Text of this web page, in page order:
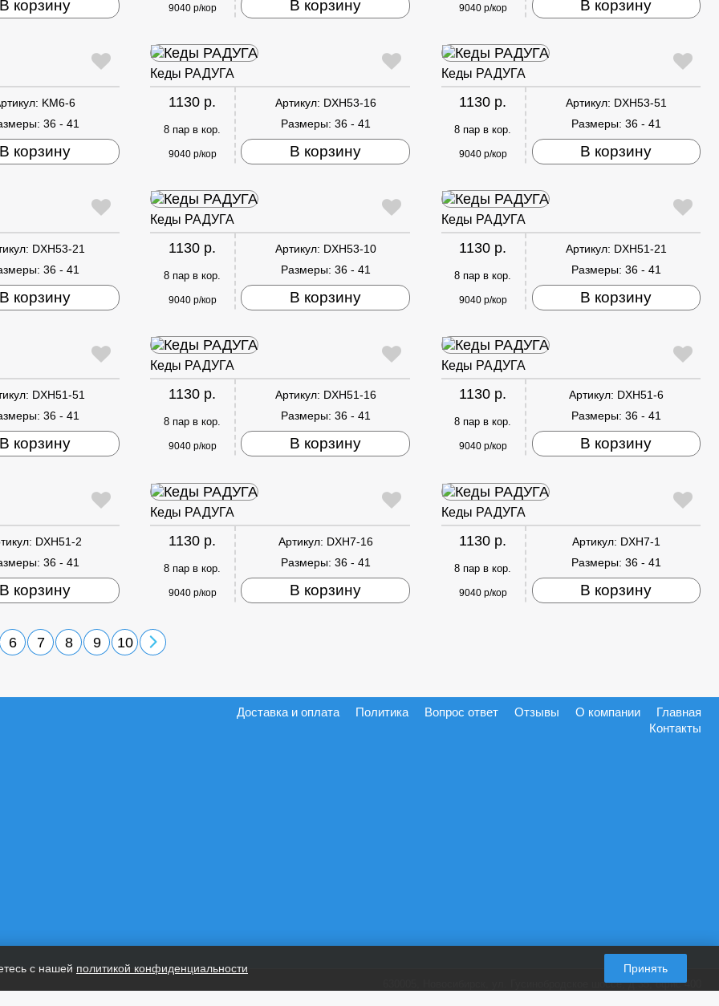
В корзину 9040 р/кор В корзину 9040 р/кор В корзину
KM6-6
36 - 41
В корзину
Кеды РАДУГА
1130 р.
8 пар в кор.
9040 р/кор
Артикул: DXH53-16
Размеры: 36 - 41
В корзину
Кеды РАДУГА
1130 р.
8 пар в кор.
9040 р/кор
Артикул: DXH53-51
Размеры: 36 - 41
В корзину
DXH53-21
36 - 41
В корзину
Кеды РАДУГА
1130 р.
8 пар в кор.
9040 р/кор
Артикул: DXH53-10
Размеры: 36 - 41
В корзину
Кеды РАДУГА
1130 р.
8 пар в кор.
9040 р/кор
Артикул: DXH51-21
Размеры: 36 - 41
В корзину
DXH51-51
36 - 41
В корзину
Кеды РАДУГА
1130 р.
8 пар в кор.
9040 р/кор
Артикул: DXH51-16
Размеры: 36 - 41
В корзину
Кеды РАДУГА
1130 р.
8 пар в кор.
9040 р/кор
Артикул: DXH51-6
Размеры: 36 - 41
В корзину
DXH51-2
36 - 41
В корзину
Кеды РАДУГА
1130 р.
8 пар в кор.
9040 р/кор
Артикул: DXH7-16
Размеры: 36 - 41
В корзину
Кеды РАДУГА
1130 р.
8 пар в кор.
9040 р/кор
Артикул: DXH7-1
Размеры: 36 - 41
В корзину
6 7 8 9 10
Главная
О компании
Отзывы
Вопрос ответ
Политика
Доставка и оплата
Контакты
630005, Новосибирск, ул. Гусинобродское шоссе, д.35, офис 400
с нашей политикой конфиденциальности Принять